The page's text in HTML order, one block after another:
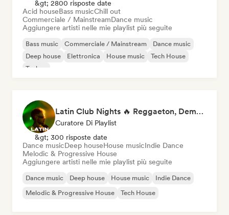
&gt; 2800 risposte date
Acid houseBass musicChill out
Commerciale / MainstreamDance music
Aggiungere artisti nelle mie playlist più seguite
Bass music Commerciale / Mainstream
Dance music
Deep house
Elettronica House music
Tech House
Techno
Latin Club Nights 🔥 Reggaeton, Dembow & Latin House
Curatore Di Playlist
&gt; 300 risposte date
Dance musicDeep houseHouse musicIndie Dance
Melodic & Progressive House
Aggiungere artisti nelle mie playlist più seguite
Dance music Deep house House music
Indie Dance
Melodic & Progressive House
Tech House